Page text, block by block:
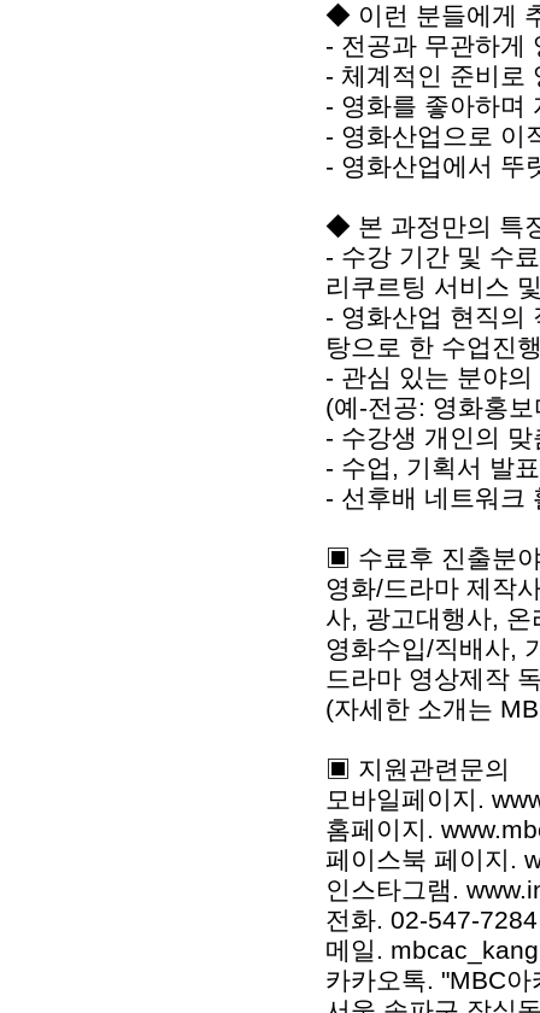
◆ 이런 분들에게
- 전공과 무관하게
- 체계적인 준비로
- 영화를 좋아하며
- 영화산업으로 이
- 영화산업에서 뚜
◆ 본 과정만의 특
- 수강 기간 및 수
리쿠르팅 서비스
- 영화산업 현직의
탕으로 한 수업진
- 관심 있는 분야
(예-전공: 영화홍
- 수강생 개인의
- 수업, 기획서 발
- 선후배 네트워크
▣ 수료후 진출분
영화/드라마 제작
사, 광고대행사,
영화수입/직배사,
드라마 영상제작
(자세한 소개는
▣ 지원관련문의
모바일페이지.
홈페이지.
페이스북 페이지.
인스타그램.
전화. 02-547-7284
메일.
카카오톡. "MBC